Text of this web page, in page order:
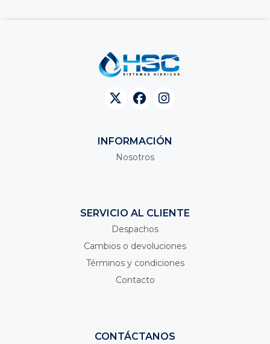
INFORMACIÓN
Nosotros
SERVICIO AL CLIENTE
Despachos
Cambios o devoluciones
Términos y condiciones
Contacto
CONTÁCTANOS